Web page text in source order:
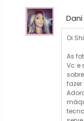
Oi
As
Vc e
fazer